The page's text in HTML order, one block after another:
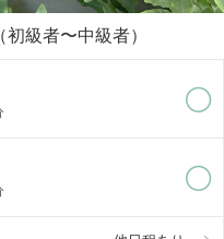
級者〜中級者）